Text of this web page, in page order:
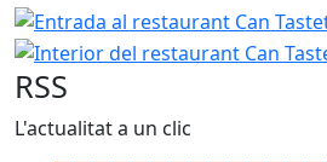
Entrada al restaurant Can Tastet
RSS
L'actualitat a un clic